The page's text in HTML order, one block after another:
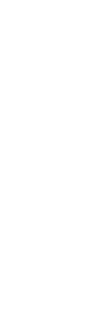
ЗА ЕГО